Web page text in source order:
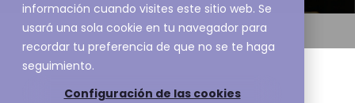
información cuando visites este sitio web. Se
usará una sola cookie en tu navegador para
recordar tu preferencia de que no se te haga
seguimiento.
Configuración de las cookies